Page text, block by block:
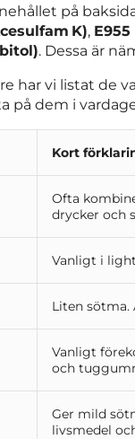
på
K),
. Dessa är
har vi listat de
på dem i
Kort
Ofta
drycker och
Vanligt i
Liten sötma.
Vanligt
och
Ger mild
livsmedel